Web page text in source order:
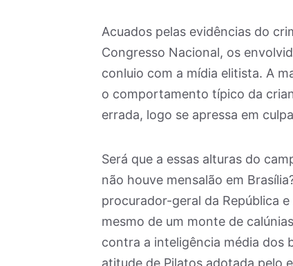
Acuados pelas evidências do
Congresso Nacional, os
conluio com a mídia elitista. A
o comportamento típico da
errada, logo se apressa em
Será que a essas alturas do
não houve mensalão em
procurador-geral da República
mesmo de um monte de
contra a inteligência média dos